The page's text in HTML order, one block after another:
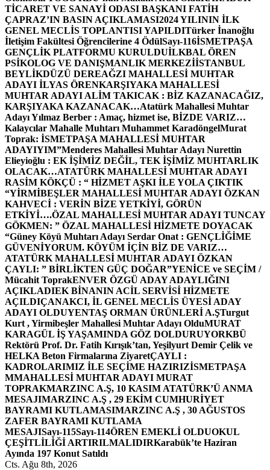
TİCARET VE SANAYİ ODASI BAŞKANI FATİH
ÇAPRAZ’IN BASIN AÇIKLAMASI2024 YILININ İLK
GENEL MECLİS TOPLANTISI YAPILDITürker İnanoğlu
İletişim Fakültesi Öğrencilerine 4 ÖdülSayı-116İSMETPAŞA
GENÇLİK PLATFORMU KURULDUİLKBAL ÖREN
PSİKOLOG VE DANIŞMANLIK MERKEZİİSTANBUL
BEYLİKDÜZÜ DEREAĞZI MAHALLESİ MUHTAR
ADAYI İLYAS ÖRENKARŞIYAKA MAHALLESİ
MUHTAR ADAYI ALİM TAKICAK : BİZ KAZANACAĞIZ,
KARŞIYAKA KAZANACAK…Atatürk Mahallesi Muhtar
Adayı Yılmaz Berber : Amaç, hizmet ise, BİZDE VARIZ…
Kalaycılar Mahalle Muhtarı Muhammet KaradöngelMurat
Toprak: İSMETPAŞA MAHALLESİ MUHTAR
ADAYIYIM”Menderes Mahallesi Muhtar Adayı Nurettin
Elieyioğlu : EK İŞİMİZ DEĞİL, TEK İŞİMİZ MUHTARLIK
OLACAK…ATATÜRK MAHALLESİ MUHTAR ADAYI
RASİM KÖKÇÜ : “ HİZMET AŞKI İLE YOLA ÇIKTIK
“YİRMİBEŞLER MAHALLESİ MUHTAR ADAYI ÖZKAN
KAHVECİ : VERİN BİZE YETKİYİ, GÖRÜN
ETKİYİ….ÖZAL MAHALLESİ MUHTAR ADAYI TUNCAY
GÖKMEN: ” ÖZAL MAHALLESİ HİZMETE DOYACAK
“Güney Köyü Muhtarı Adayı Serdar Onat : GENÇLİĞİME
GÜVENİYORUM. KÖYÜM İÇİN BİZ DE VARIZ…
ATATÜRK MAHALLESİ MUHTAR ADAYI ÖZKAN
ÇAYLI: ” BİRLİKTEN GÜÇ DOĞAR”YENİCE ve SEÇİM /
Mücahit ToprakENVER ÖZGÜ ADAY ADAYLIĞINI
AÇIKLADIEK BİNANIN ACİL SERVİSİ HİZMETE
AÇILDIÇANAKCI, İL GENEL MECLİS ÜYESİ ADAY
ADAYI OLDUYENTAŞ ORMAN ÜRÜNLERİ A.ŞTurgut
Kurt , Yirmibeşler Mahallesi Muhtar Adayı OlduMURAT
KARAGÜL İŞ YAŞAMINDA GÖZ DOLDURUYORKBÜ
Rektörü Prof. Dr. Fatih Kırışık’tan, Yeşilyurt Demir Çelik ve
HELKA Beton Firmalarına ZiyaretÇAYLI :
KADROLARIMIZ İLE SEÇİME HAZIRIZİSMETPAŞA
MMAHALLESİ MUHTAR ADAYI MURAT
TOPRAKMARZINC A.Ş, 10 KASIM ATATÜRK’Ü ANMA
MESAJIMARZINC A.Ş , 29 EKİM CUMHURİYET
BAYRAMI KUTLAMASIMARZINC A.Ş , 30 AĞUSTOS
ZAFER BAYRAMI KUTLAMA
MESAJISayı-115Sayı-114ÖREN EMEKLİ OLDUOKUL
ÇEŞİTLİLİĞİ ARTIRILMALIDIRKarabük’te Haziran
Ayında 197 Konut Satıldı
Cts. Ağu 8th, 2026